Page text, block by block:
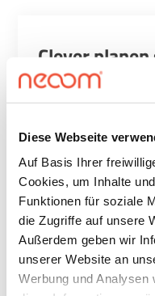
Diese Webseite
Auf Basis Ihrer
Cookies, um Inhalte
Funktionen für soziale
die Zugriffe auf unsere
Außerdem geben wir
unserer Website an
Werbung und Analysen
Clever
Warum es die
Intelligenz
Viele
auf die aktuellen
Speicher, sobald
ihn brauchst oder
kann aber schnell
deinen Speicher mit
nicht vollständig
unnötige